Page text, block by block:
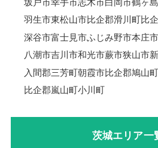
羽生市東松山市比企郡滑川町比
深谷市富士見市ふじみ野市本庄市
八潮市吉川市和光市蕨市狭山市
入間郡三芳町朝霞市比企郡鳩山町
比企郡嵐山町小川町
茨城エリア一